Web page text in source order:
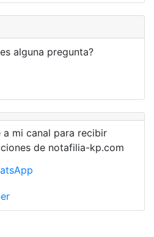
alguna pregunta?
mi canal para recibir
de notafilia-kp.com